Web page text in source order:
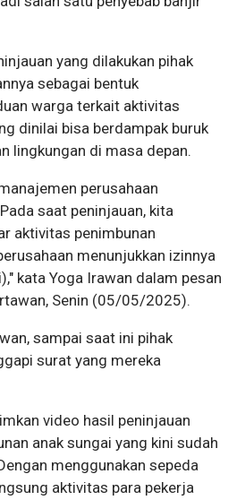
yang dilakukan pihak
sebagai bentuk
warga terkait aktivitas
dinilai bisa berdampak buruk
lingkungan di masa depan.
perusahaan
saat peninjauan, kita
aktivitas penimbunan
menunjukkan izinnya
kata Yoga Irawan dalam pesan
Senin (05/05/2025).
sampai saat ini pihak
surat yang mereka
video hasil peninjauan
anak sungai yang kini sudah
menggunakan sepeda
aktivitas para pekerja